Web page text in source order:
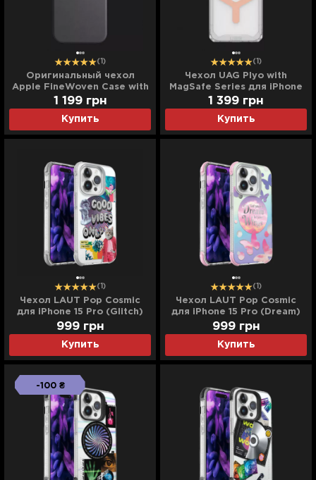
(1)
Оригинальный чехол
Apple FineWoven Case with
MagSafe для iPhone 15 Pro
(Black) (MT4H3)
Купить
1 199 грн
(1)
Чехол UAG Plyo with
MagSafe Series для iPhone
15 Pro (Ice/Rose Gold)
Купить
1 399 грн
(1)
Чехол LAUT Pop Cosmic
для iPhone 15 Pro (Glitch)
Купить
999 грн
(1)
Чехол LAUT Pop Cosmic
для iPhone 15 Pro (Dream)
Купить
999 грн
-100 ₴